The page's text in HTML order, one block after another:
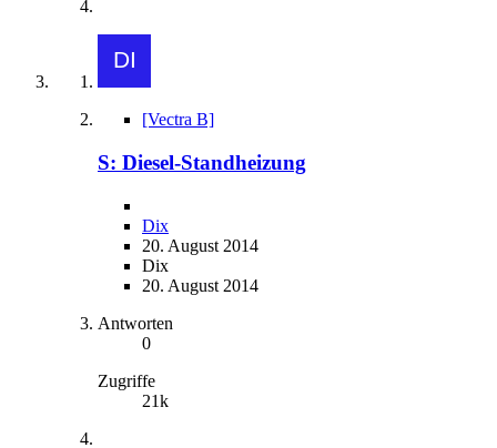
[Vectra B]
S: Diesel-Standheizung
Dix
20. August 2014
Dix
20. August 2014
Antworten
0
Zugriffe
21k